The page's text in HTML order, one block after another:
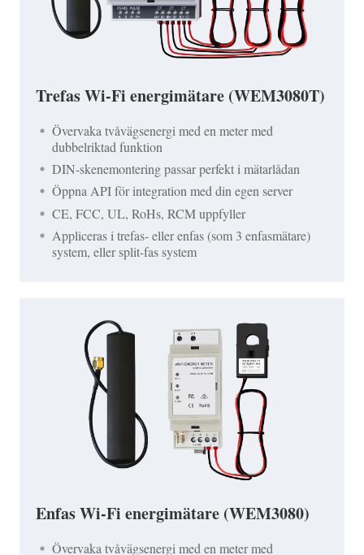
Trefas Wi-Fi energimätare (WEM3080T)
Övervaka tvåvägsenergi med en meter med
dubbelriktad funktion
DIN-skenemontering passar perfekt i mätarlådan
Öppna API för integration med din egen server
CE, FCC, UL, RoHs, RCM uppfyller
Appliceras i trefas- eller enfas (som 3 enfasmätare)
system, eller split-fas system
Enfas Wi-Fi energimätare (WEM3080)
Övervaka tvåvägsenergi med en meter med